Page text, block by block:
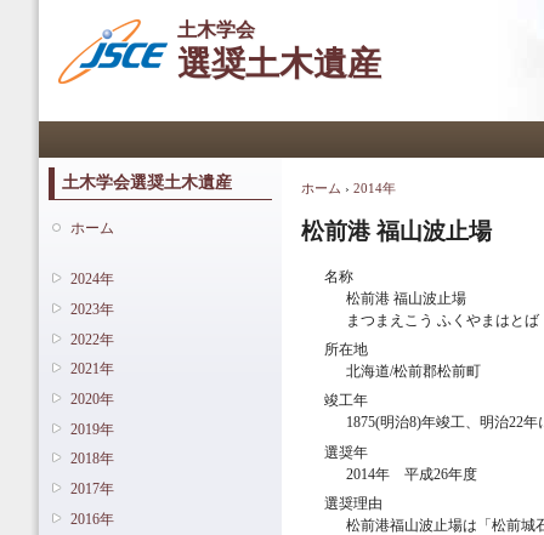
土木学会
選奨土木遺産
土木学会選奨土木遺産
ホーム
2024年
2023年
2022年
2021年
2020年
2019年
2018年
2017年
2016年
現在地
ホーム › 2014年
松前港 福山波止場
名称
松前港 福山波止場
まつまえこう ふくやまはとば
所在地
北海道/松前郡松前町
竣工年
1875(明治8)年竣工、明治22
選奨年
2014年 平成26年度
選奨理由
松前港福山波止場は「松前城